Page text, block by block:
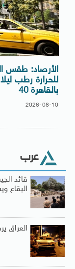
الأرصاد: طقس
للحرارة رطب
بالقاهرة 40
2026-08-10
عرب
قائد
البقاع
العراق